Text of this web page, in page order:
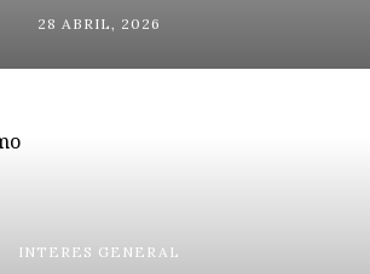
28 ABRIL, 2026
INTERES GENERAL